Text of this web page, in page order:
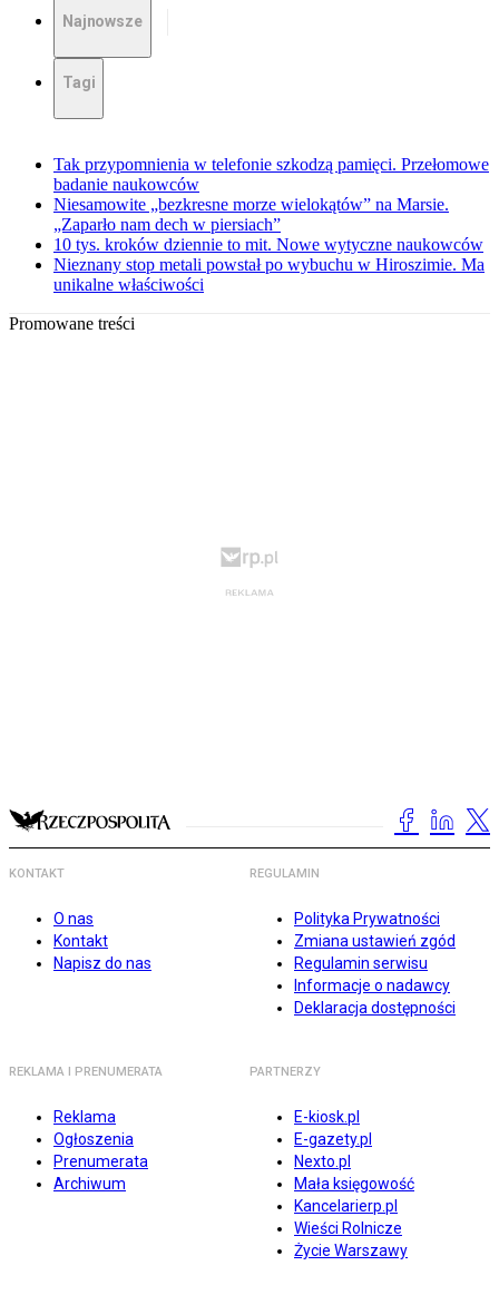
Najnowsze
Tagi
Tak przypomnienia w telefonie szkodzą pamięci. Przełomowe
badanie naukowców
Niesamowite „bezkresne morze wielokątów” na Marsie.
„Zaparło nam dech w piersiach”
10 tys. kroków dziennie to mit. Nowe wytyczne naukowców
Nieznany stop metali powstał po wybuchu w Hiroszimie. Ma
unikalne właściwości
Promowane treści
KONTAKT
O nas
Kontakt
Napisz do nas
REGULAMIN
Polityka Prywatności
Zmiana ustawień zgód
Regulamin serwisu
Informacje o nadawcy
Deklaracja dostępności
REKLAMA I PRENUMERATA
Reklama
Ogłoszenia
Prenumerata
Archiwum
PARTNERZY
E-kiosk.pl
E-gazety.pl
Nexto.pl
Mała księgowość
Kancelarierp.pl
Wieści Rolnicze
Życie Warszawy